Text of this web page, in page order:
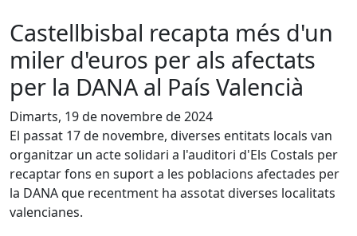
Castellbisbal recapta més d'un
miler d'euros per als afectats
per la DANA al País Valencià
Dimarts, 19 de novembre de 2024
El passat 17 de novembre, diverses entitats locals van
organitzar un acte solidari a l'auditori d'Els Costals per
recaptar fons en suport a les poblacions afectades per
la DANA que recentment ha assotat diverses localitats
valencianes.